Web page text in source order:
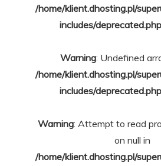
/home/klient.dhosting.pl/
includes/deprecated.php
Warning: Undefined
/home/klient.dhosting.pl/
includes/deprecated.php
Warning: Attempt to read
on null in
/home/klient.dhosting.pl/